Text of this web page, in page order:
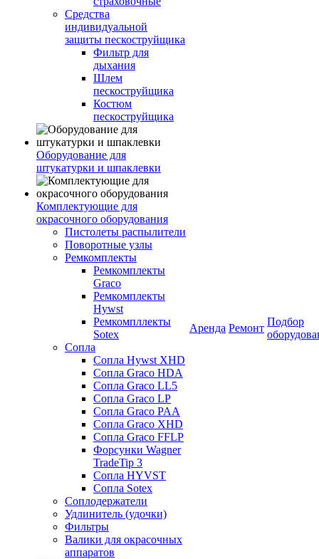
Средства
индивидуальной
защиты пескоструйщика
Фильтр для
дыхания
Шлем
пескоструйщика
Костюм
пескоструйщика
Оборудование для
штукатурки и шпаклевки
Комплектующие для
окрасочного оборудования
Пистолеты распылители
Поворотные узлы
Ремкомплекты
Ремкомплекты
Graco
Ремкомплекты
Hywst
Ремкомпллекты
Sotex
Сопла
Сопла Hywst XHD
Сопла Graco HDA
Сопла Graco LL5
Сопла Graco LP
Сопла Graco PAA
Сопла Graco XHD
Сопла Graco FFLP
Форсунки Wagner
TradeTip 3
Сопла HYVST
Сопла Sotex
Соплодержатели
Удлинитель (удочки)
Фильтры
Валики для окрасочных
аппаратов
Аренда Ремонт
Подбор